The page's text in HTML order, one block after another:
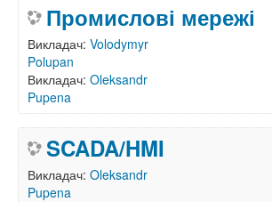
Промислові мережі
Викладач: Volodymyr
Polupan
Викладач: Oleksandr
Pupena
SCADA/HMI
Викладач: Oleksandr
Pupena